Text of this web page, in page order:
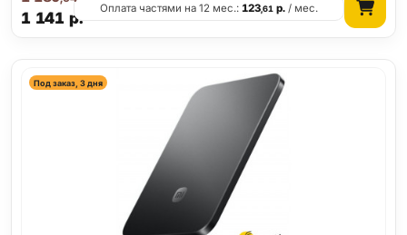
1 141 р.
Оплата частями на 12 мес.:123,61 р. / мес.
Под заказ, 3 дня